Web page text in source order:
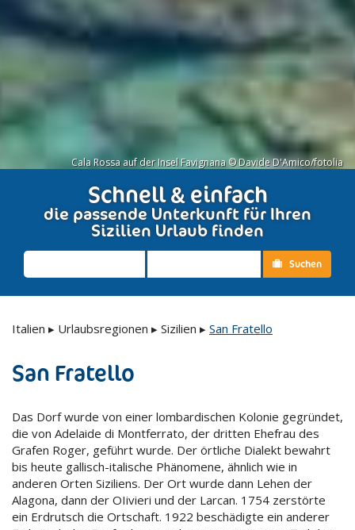
Cala Rossa auf der Insel Favignana © Davide D'Amico/fotolia
Schnell & einfach
die passende Unterkunft für Ihren
Sizilien Urlaub finden
Suchen
Italien ▸ Urlaubsregionen ▸ Sizilien ▸ San Fratello
San Fratello
Das Dorf wurde von einer lombardischen Kolonie gegründet,
die von Adelaide di Montferrato, der dritten Ehefrau des
Grafen Roger, geführt wurde. Der örtliche Dialekt bewahrt
bis heute gallisch-italische Phänomene, ähnlich wie in
anderen Orten Siziliens. Der Ort wurde dann Lehen der
Alagona, dann der OIivieri und der Larcan. 1754 zerstörte
ein Erdrutsch die Ortschaft. 1922 beschädigte ein anderer